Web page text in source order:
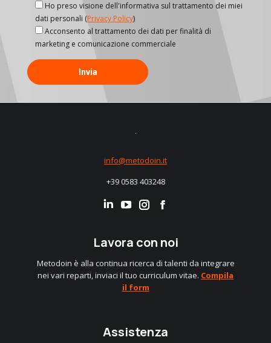
Ho preso visione dell'informativa sul trattamento dei miei
dati personali (Privacy Policy)
Acconsento al trattamento dei dati per finalità di
marketing e comunicazione commerciale
info@metodoin.it
+39 0583 403248
LinkedinInstagram
Facebook
Lavora con noi
Metodoin è alla continua ricerca di talenti da integrare
nei vari reparti, inviaci il tuo curriculum vitae. Compila
il form
Assistenza